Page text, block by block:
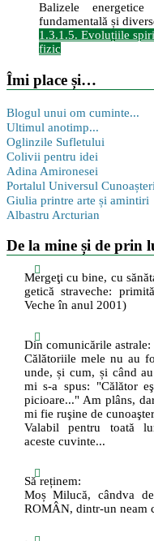
Balizele
fundamentală și
1.3.1.5. Evoluțiile
fizic
Îmi place și…
Blogul unui om cuminte...
Ultimul anotimp...
Oglinzile Sufletului
Colivii pentru idei
Adina Amironesei
Portalul Universul
Giulia printre arte și amintiri
Albastru Arcturian
De la mine și de prin
Mergeţi cu bine, cu
getică straveche:
Veche în anul 2001)
Din comunicările astrale:
Călătoriile mele nu au
unde, și cum, și când
mi s-a spus: "Călător
picioare..." Am plâns,
mi fie ruşine de
Valabil pentru toată
aceste cuvinte...
Să reținem:
Moș Milucă, cândva
ROMÂN, dintr-un neam